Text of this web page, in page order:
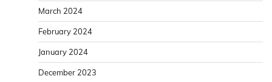
March 2024
February 2024
January 2024
December 2023